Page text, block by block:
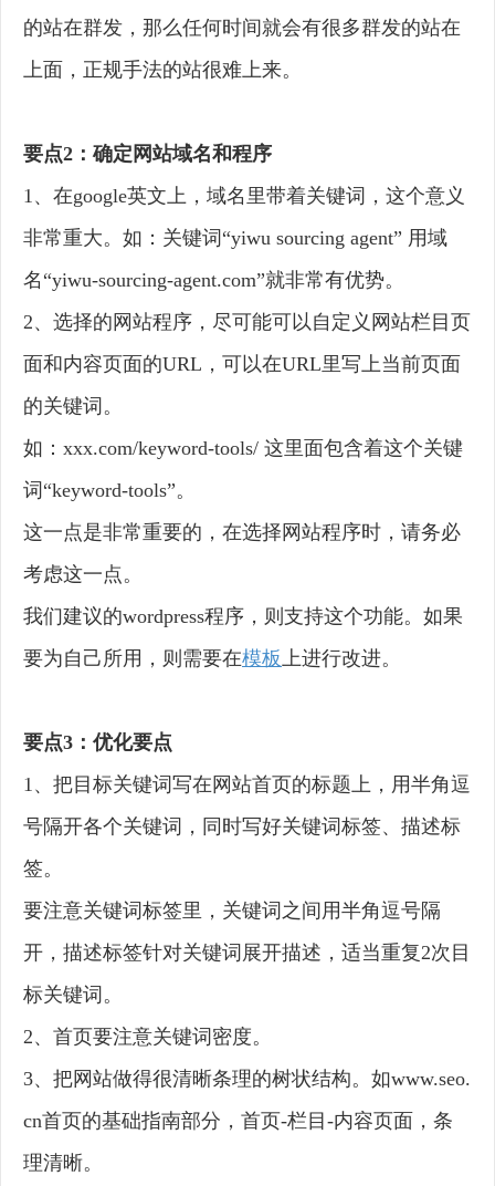
的站在群发，那么任何时间就会有很多群发的站在
上面，正规手法的站很难上来。
要点2：确定网站域名和程序
1、在google英文上，域名里带着关键词，这个意义
非常重大。如：关键词“yiwu sourcing agent” 用域
名“yiwu-sourcing-agent.com”就非常有优势。
2、选择的网站程序，尽可能可以自定义网站栏目页
面和内容页面的URL，可以在URL里写上当前页面
的关键词。
如：xxx.com/keyword-tools/ 这里面包含着这个关键
词“keyword-tools”。
这一点是非常重要的，在选择网站程序时，请务必
考虑这一点。
我们建议的wordpress程序，则支持这个功能。如果
要为自己所用，则需要在模板上进行改进。
要点3：优化要点
1、把目标关键词写在网站首页的标题上，用半角逗
号隔开各个关键词，同时写好关键词标签、描述标
签。
要注意关键词标签里，关键词之间用半角逗号隔
开，描述标签针对关键词展开描述，适当重复2次目
标关键词。
2、首页要注意关键词密度。
3、把网站做得很清晰条理的树状结构。如www.seo.
cn首页的基础指南部分，首页-栏目-内容页面，条
理清晰。